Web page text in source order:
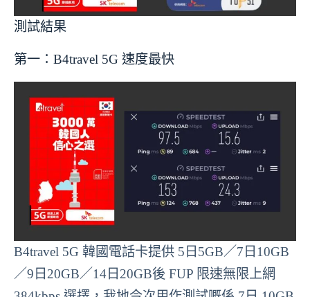
測試結果
第一：B4travel 5G 速度最快
B4travel 5G 韓國電話卡提供 5日5GB／7日10GB
／9日20GB／14日20GB後 FUP 限速無限上網